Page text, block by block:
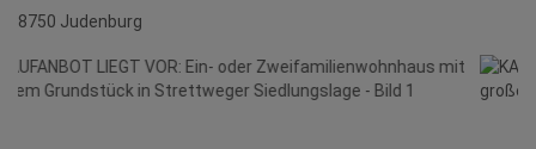
8750 Judenburg